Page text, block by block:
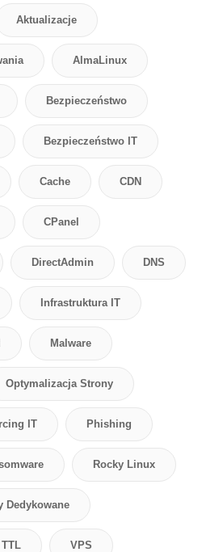
Aktualizacje
AlmaLinux
Bezpieczeństwo
Bezpieczeństwo IT
Cache CDN
CPanel
DirectAdmin DNS
Infrastruktura IT
Malware
Optymalizacja Strony
IT Phishing
Rocky Linux
Dedykowane
TTL VPS